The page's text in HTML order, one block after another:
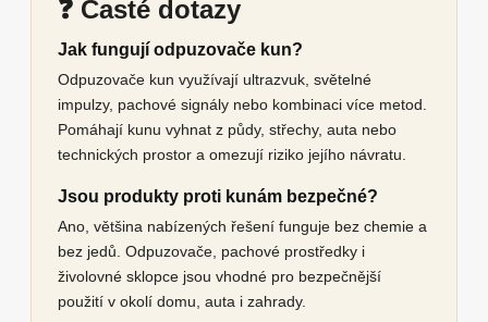
❓ Časté dotazy
Jak fungují odpuzovače kun?
Odpuzovače kun využívají ultrazvuk, světelné
impulzy, pachové signály nebo kombinaci více metod.
Pomáhají kunu vyhnat z půdy, střechy, auta nebo
technických prostor a omezují riziko jejího návratu.
Jsou produkty proti kunám bezpečné?
Ano, většina nabízených řešení funguje bez chemie a
bez jedů. Odpuzovače, pachové prostředky i
živolovné sklopce jsou vhodné pro bezpečnější
použití v okolí domu, auta i zahrady.